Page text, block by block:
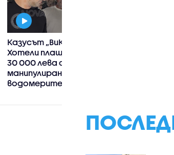
Казусът „ВиК-Бургас“:
Хотели плащали до
30 000 лева след
манипулиране на
водомерите и